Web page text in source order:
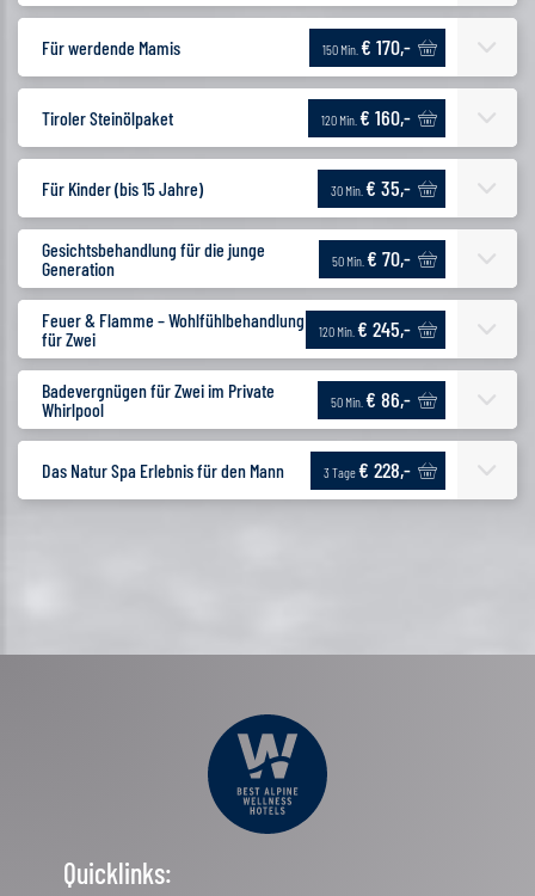
Für werdende Mamis 150 Min. € 170,-
Tiroler Steinölpaket 120 Min. € 160,-
Für Kinder (bis 15 Jahre) 30 Min. € 35,-
Gesichtsbehandlung für die junge
Generation
50 Min. € 70,-
Feuer & Flamme – Wohlfühlbehandlung
für Zwei
120 Min. € 245,-
Badevergnügen für Zwei im Private
Whirlpool
50 Min. € 86,-
Das Natur Spa Erlebnis für den Mann 3 Tage€ 228,-
Quicklinks: